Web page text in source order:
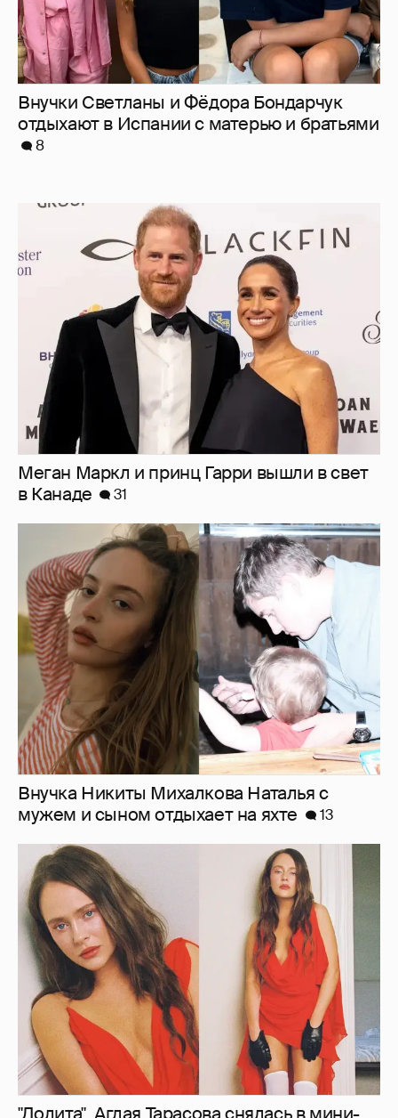
Меган Маркл и принц Гарри вышли в свет
в Канаде
Внучка Никиты Михалкова Наталья с
мужем и сыном отдыхает на яхте
"Лолита". Аглая Тарасова снялась в мини-
платье с декольте и чулках
24